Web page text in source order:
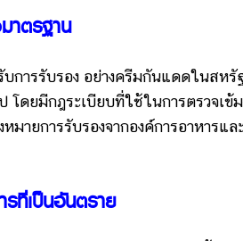
าตรฐาน
บรอง อย่างครีมกันแดดในสหรัฐอ
โดยมีกฎระเบียบที่ใช้ในการตรวจ
หมายการรับรองจากองค์การอาหาร
ที่เป็นอันตราย